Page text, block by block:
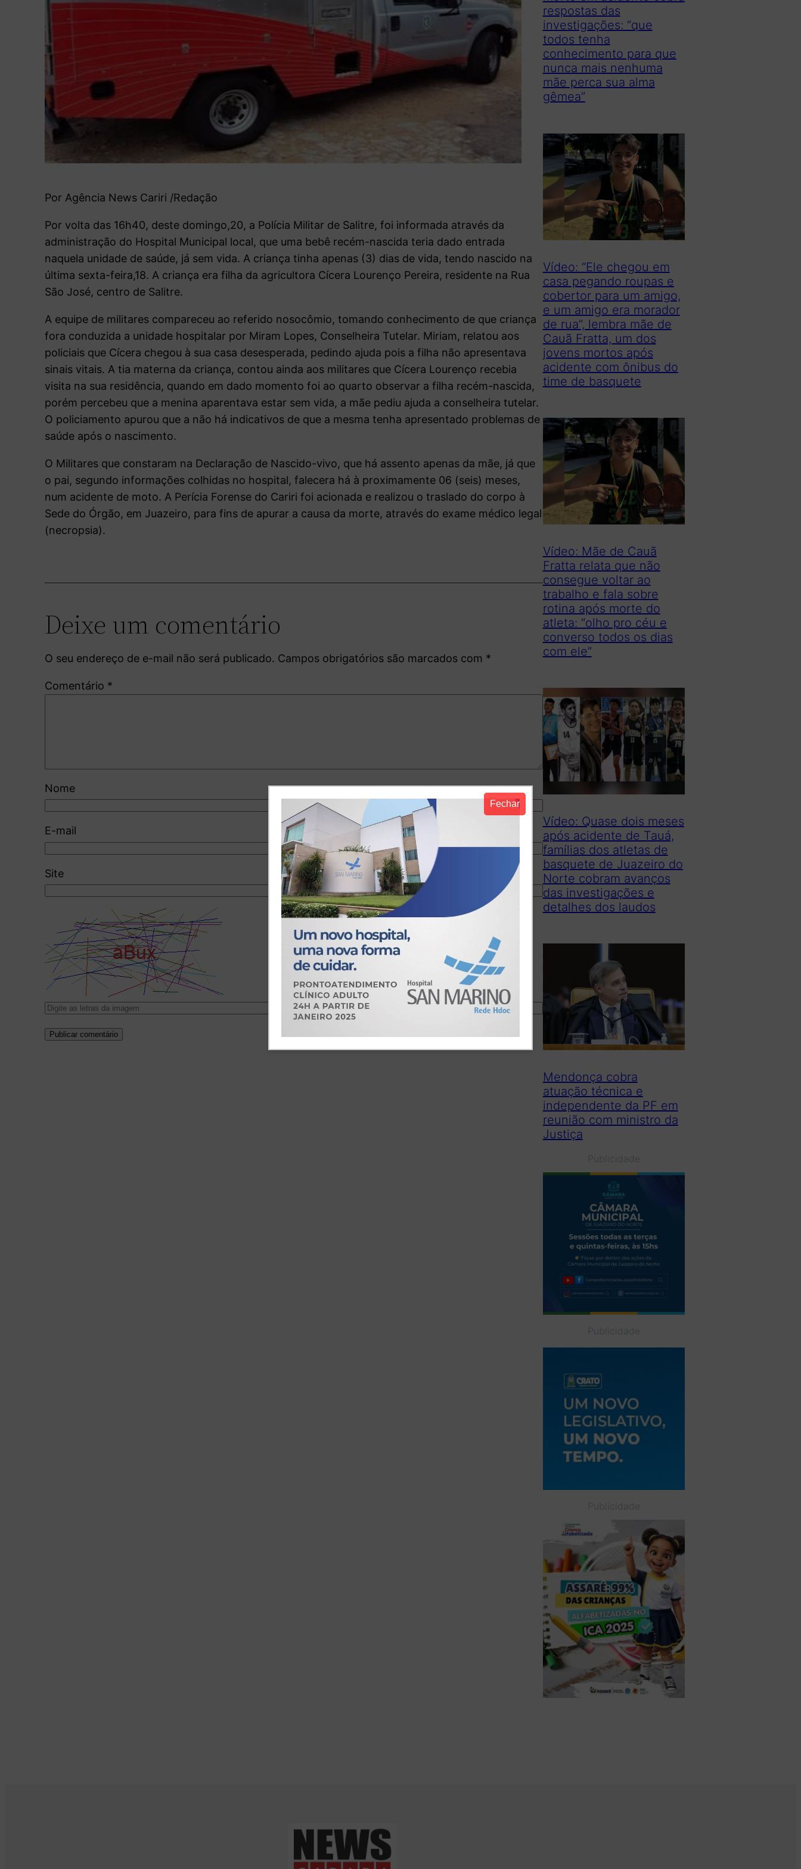
Fechar
Por Agência News Cariri /Redação
Por volta das 16h40, deste domingo,20, a Polícia Militar de Salitre, foi informada através da
administração do Hospital Municipal local, que uma bebê recém-nascida teria dado entrada
naquela unidade de saúde, já sem vida. A criança tinha apenas (3) dias de vida, tendo nascido na
última sexta-feira,18. A criança era filha da agricultora Cícera Lourenço Pereira, residente na Rua
São José, centro de Salitre.
A equipe de militares compareceu ao referido nosocômio, tomando conhecimento de que criança
fora conduzida a unidade hospitalar por Miram Lopes, Conselheira Tutelar. Miriam, relatou aos
policiais que Cícera chegou à sua casa desesperada, pedindo ajuda pois a filha não apresentava
sinais vitais. A tia materna da criança, contou ainda aos militares que Cícera Lourenço recebia
visita na sua residência, quando em dado momento foi ao quarto observar a filha recém-nascida,
porém percebeu que a menina aparentava estar sem vida, a mãe pediu ajuda a conselheira tutelar.
O policiamento apurou que a não há indicativos de que a mesma tenha apresentado problemas de
saúde após o nascimento.
O Militares que constaram na Declaração de Nascido-vivo, que há assento apenas da mãe, já que
o pai, segundo informações colhidas no hospital, falecera há à proximamente 06 (seis) meses,
num acidente de moto. A Perícia Forense do Cariri foi acionada e realizou o traslado do corpo à
Sede do Órgão, em Juazeiro, para fins de apurar a causa da morte, através do exame médico legal
(necropsia).
Deixe um comentário
O seu endereço de e-mail não será publicado. Campos obrigatórios são marcados com *
Comentário *
Nome
E-mail
Site
respostas das
investigações: “que
todos tenha
conhecimento para que
nunca mais nenhuma
mãe perca sua alma
gêmea”
Vídeo: “Ele chegou em
casa pegando roupas e
cobertor para um amigo,
e um amigo era morador
de rua”, lembra mãe de
Cauã Fratta, um dos
jovens mortos após
acidente com ônibus do
time de basquete
Vídeo: Mãe de Cauã
Fratta relata que não
consegue voltar ao
trabalho e fala sobre
rotina após morte do
atleta: “olho pro céu e
converso todos os dias
com ele”
Vídeo: Quase dois meses
após acidente de Tauá,
famílias dos atletas de
basquete de Juazeiro do
Norte cobram avanços
das investigações e
detalhes dos laudos
Mendonça cobra
atuação técnica e
independente da PF em
reunião com ministro da
Justiça
Publicidade
Publicidade
Publicidade